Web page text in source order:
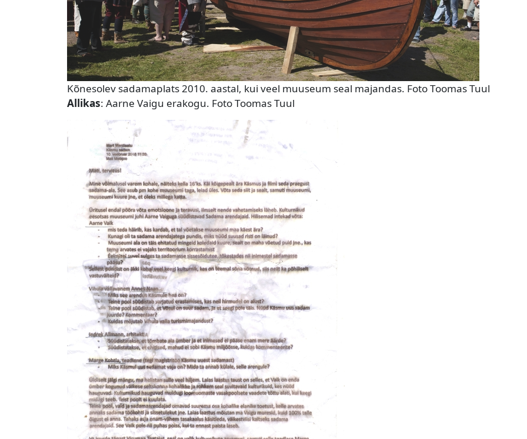
Kõnesolev sadamaplats 2010. aastal, kui veel muuseum seal majandas. Foto Toomas Tuul
Allikas: Aarne Vaigu erakogu. Foto Toomas Tuul